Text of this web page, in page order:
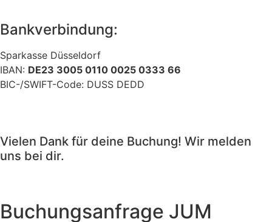
Bankverbindung:
Sparkasse Düsseldorf
IBAN: DE23 3005 0110 0025 0333 66
BIC-/SWIFT-Code: DUSS DEDD
Vielen Dank für deine Buchung! Wir melden
uns bei dir.
Buchungs­an­fra­ge JUM